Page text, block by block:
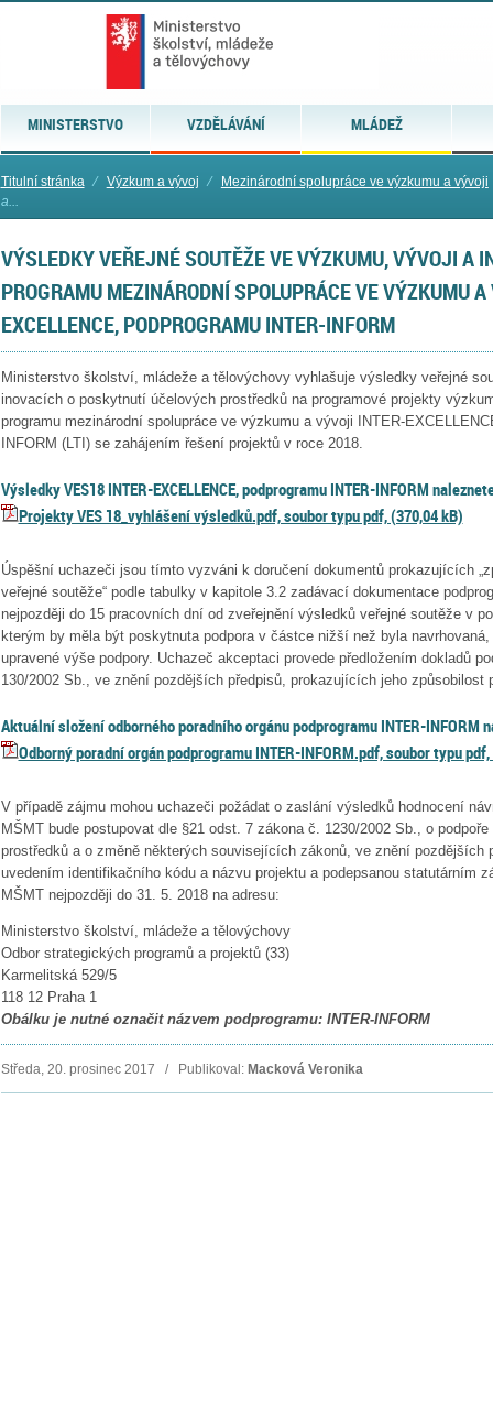
MINISTERSTVO VZDĚLÁVÁNÍ MLÁDEŽ
Titulní stránka ⁄ Výzkum a vývoj ⁄
Mezinárodní spolupráce ve výzkumu a vývoji
a...
VÝSLEDKY VEŘEJNÉ SOUTĚŽE VE VÝZKUMU, VÝVOJI A
PROGRAMU MEZINÁRODNÍ SPOLUPRÁCE VE VÝZKUMU
EXCELLENCE, PODPROGRAMU INTER-INFORM
Ministerstvo školství, mládeže a tělovýchovy vyhlašuje výsledky veřejné
inovacích o poskytnutí účelových prostředků na programové projekty
programu mezinárodní spolupráce ve výzkumu a vývoji INTER-
INFORM (LTI) se zahájením řešení projektů v roce 2018.
Výsledky VES18 INTER-EXCELLENCE, podprogramu INTER-INFORM
Projekty VES 18_vyhlášení výsledků.pdf, soubor typu pdf, (370,04 kB)
Úspěšní uchazeči jsou tímto vyzváni k doručení dokumentů prokazujících
veřejné soutěže“ podle tabulky v kapitole 3.2 zadávací dokumentace
nejpozději do 15 pracovních dní od zveřejnění výsledků veřejné soutěže v
kterým by měla být poskytnuta podpora v částce nižší než byla
upravené výše podpory. Uchazeč akceptaci provede předložením dokladů
130/2002 Sb., ve znění pozdějších předpisů, prokazujících jeho způsobilost
Aktuální složení odborného poradního orgánu podprogramu INTER-INFORM
Odborný poradní orgán podprogramu INTER-INFORM.pdf, soubor typu
V případě zájmu mohou uchazeči požádat o zaslání výsledků hodnocení
MŠMT bude postupovat dle §21 odst. 7 zákona č. 1230/2002 Sb., o
prostředků a o změně některých souvisejících zákonů, ve znění pozdějších
uvedením identifikačního kódu a názvu projektu a podepsanou statutárním
MŠMT nejpozději do 31. 5. 2018 na adresu:
Ministerstvo školství, mládeže a tělovýchovy
Odbor strategických programů a projektů (33)
Karmelitská 529/5
118 12 Praha 1
Obálku je nutné označit názvem podprogramu: INTER-INFORM
Středa, 20. prosinec 2017 / Publikoval: Macková Veronika